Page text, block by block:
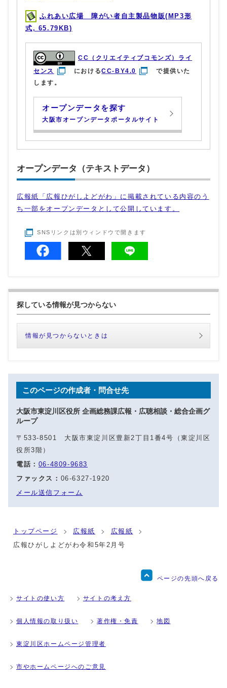
ふれあい広場 障がい者自主製品物販(MP3形
式, 65.79KB)
CC（クリエイティブコモンズ）ライ
センス
におけるCC-BY4.0
で提供いた
します。
オープンデータを探す
大阪市オープンデータポータルサイト
オープンデータ（テキストデータ）
広報紙「広報ひがしよどがわ」に掲載されている内容のう
ち一部をオープンデータとして公開しています。
SNSリンクは別ウィンドウで開きます
探している情報が見つからない
情報が見つからないときは
このページの作成者・問合せ先
大阪市東淀川区役所 企画総務課広報・広聴相談・総合企画グ
ループ
〒533-8501 大阪市東淀川区豊新2丁目1番4号（東淀川区
役所3階）
電話： 06-4809-9683
ファックス： 06-6327-1920
メール送信フォーム
トップページ 広報紙
広報紙
広報ひがしよどがわ令和5年2月号
ページの先頭へ戻る
サイトの使い方 サイトの考え方
個人情報の取り扱い 著作権・免責 地図
東淀川区ホームページ管理者
市やホームページへのご意見